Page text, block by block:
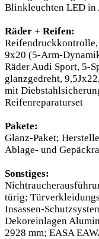
Blinkleuchten LED in
Räder + Reifen:
9x20 (5-Arm-
Räder Audi Sport, 5-
glanzgedreht,
mit
Reifenreparaturset
Pakete:
Glanz-Paket;
Ablage- und
Sonstiges:
türig;
Insassen-
Dekoreinlagen
2928 mm; EASA